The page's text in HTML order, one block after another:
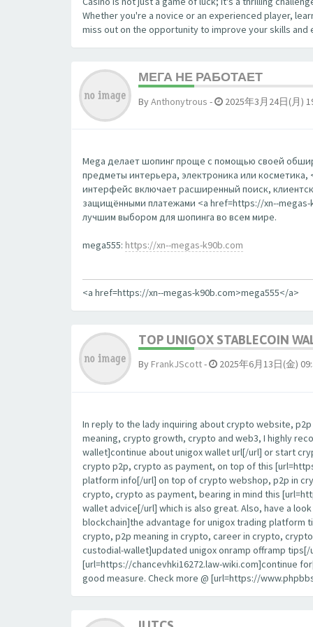
Whether you're a novice or an experienced player,
miss out on the opportunity to improve your skills
МЕГА НЕ РАБОТАЕТ
ByAnthonytrous - 2025年3月24日(月)
Mega делает шопинг проще с помощью своей
предметы интерьера, электроника или
интерфейс включает расширенный поиск,
защищёнными платежами <a href=https://xn--megas-
лучшим выбором для шопинга во всем мире.
mega555: https://xn--megas-k90b.com
<a href=https://xn--megas-k90b.com>mega555</a>
TOP UNIGOX STABLECOIN
By FrankJScott- 2025年6月13日(金)
In reply to the lady inquiring about crypto website,
meaning, crypto growth, crypto and web3, I highly
wallet]continue about unigox wallet url[/url] or start
crypto p2p, crypto as payment, on top of this
platform info[/url] on top of crypto webshop, p2p in
crypto, crypto as payment, bearing in mind this
wallet advice[/url] which is also great. Also, have a
blockchain]the advantage for unigox trading
crypto, p2p meaning in crypto, career in crypto,
custodial-wallet]updated unigox onramp offramp
[url=https://chancevhki16272.law-wiki.com]continue
good measure. Check more @ [url=https://